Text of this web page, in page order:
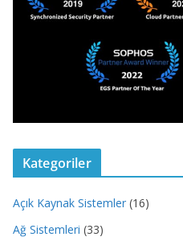
Kategoriler
Açık Kaynak Sistemler (16)
Ağ Sistemleri (33)